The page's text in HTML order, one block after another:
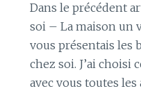
Dans le précédent
soi – La maison un
vous présentais les
chez soi. J’ai choisi
avec vous toutes